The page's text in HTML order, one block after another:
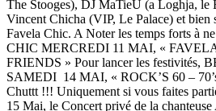
The Stooges), DJ MaTieU (a Loghja, le
Vincent Chicha (VIP, Le Palace) et bien
Favela Chic. A Noter les temps forts à
CHIC MERCREDI 11 MAI, «
FRIENDS » Pour lancer les festivités,
SAMEDI 14 MAI, « ROCK’S 60 –
Chuttt !!! Uniquement si vous faites
15 Mai, le Concert privé de la